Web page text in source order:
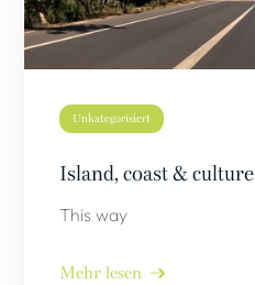
Unkategorisiert
Island, coast & culture
This way
Mehr lesen